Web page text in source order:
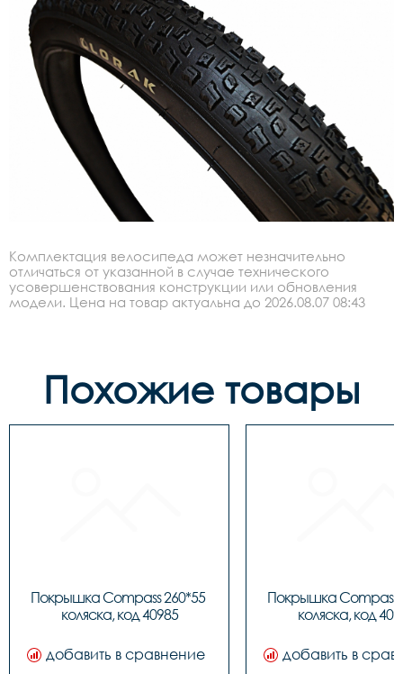
Комплектация велосипеда может незначительно
отличаться от указанной в случае технического
усовершенствования конструкции или обновления
модели. Цена на товар актуальна до 2026.08.07 08:43
Похожие товары
Покрышка Compass 260*55
коляска, код 40985
добавить в сравнение
Покрышка Compass
коляска, код
добавить в